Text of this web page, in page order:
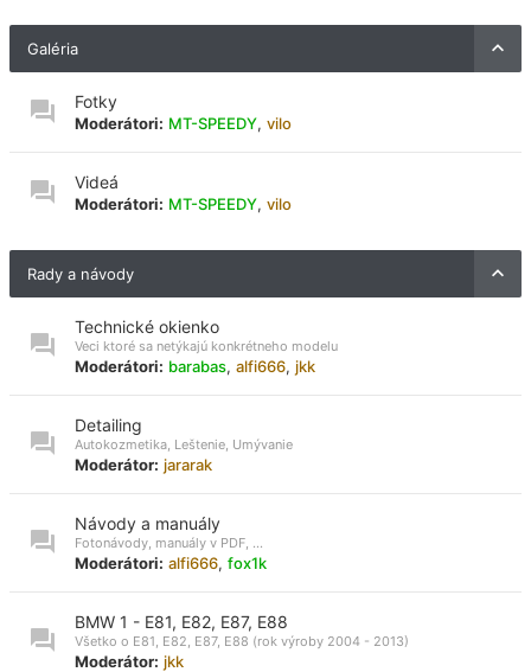
Galéria
Fotky
Moderátori: MT-SPEEDY, vilo
Videá
Moderátori: MT-SPEEDY, vilo
Rady a návody
Technické okienko
Veci ktoré sa netýkajú konkrétneho modelu
Moderátori: barabas, alfi666, jkk
Detailing
Autokozmetika, Leštenie, Umývanie
Moderátor: jararak
Návody a manuály
Fotonávody, manuály v PDF, ...
Moderátori: alfi666, fox1k
BMW 1 - E81, E82, E87, E88
Všetko o E81, E82, E87, E88 (rok výroby 2004 - 2013)
Moderátor: jkk